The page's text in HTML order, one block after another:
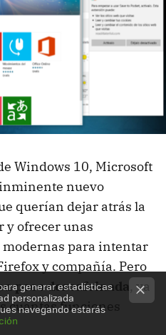
Windows 10, Microsoft
nuevo
querían dejar atrás la
y ofrecer unas
modernas para intentar
y compañía. Pero
poco descafeinada, ya
cuantas funciones
generar estadísticas
personalizada
navegando estarás